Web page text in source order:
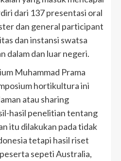
dari 137 presentasi oral
dan general participant
dan instansi swatsa
dalam dan luar negeri.
Muhammad Prama
hortikultura ini
atau sharing
hasil penelitian tentang
itu dilakukan pada tidak
tetapi hasil riset
sepeti Australia,